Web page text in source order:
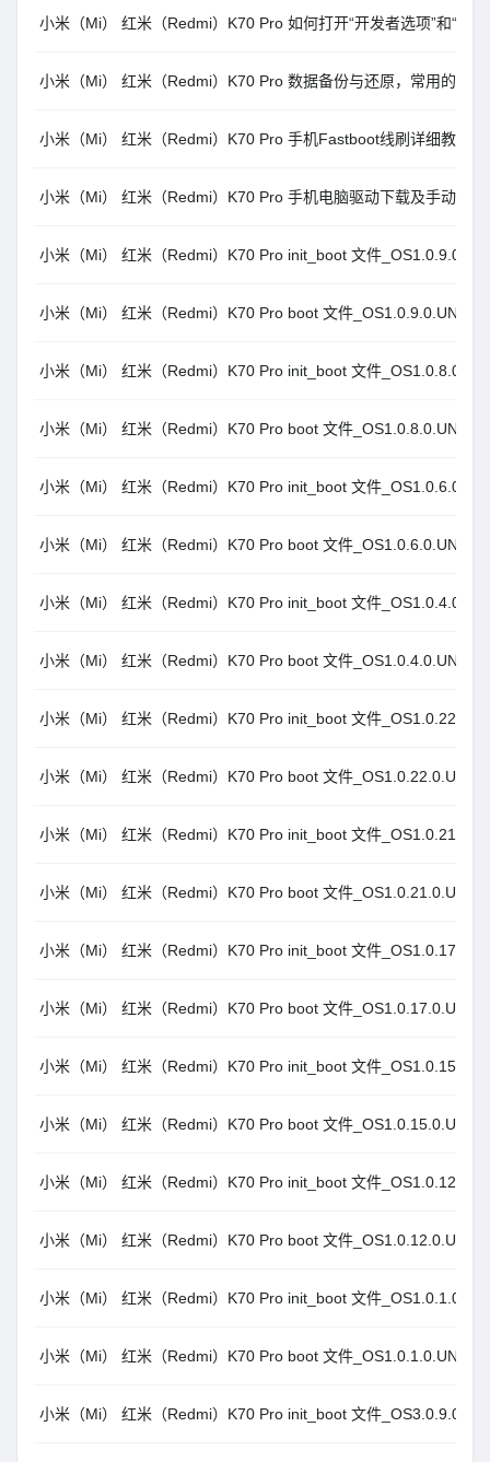
小米（Mi） 红米（Redmi）K70 Pro 如何打开“开发者选项”和
小米（Mi） 红米（Redmi）K70 Pro 数据备份与还原，常用的方法
小米（Mi） 红米（Redmi）K70 Pro 手机Fastboot线刷详细教程
小米（Mi） 红米（Redmi）K70 Pro 手机电脑驱动下载及手动安装
小米（Mi） 红米（Redmi）K70 Pro init_boot 文件
小米（Mi） 红米（Redmi）K70 Pro boot 文件
小米（Mi） 红米（Redmi）K70 Pro init_boot 文件
小米（Mi） 红米（Redmi）K70 Pro boot 文件
小米（Mi） 红米（Redmi）K70 Pro init_boot 文件
小米（Mi） 红米（Redmi）K70 Pro boot 文件
小米（Mi） 红米（Redmi）K70 Pro init_boot 文件
小米（Mi） 红米（Redmi）K70 Pro boot 文件
小米（Mi） 红米（Redmi）K70 Pro init_boot 文件
小米（Mi） 红米（Redmi）K70 Pro boot 文件
小米（Mi） 红米（Redmi）K70 Pro init_boot 文件
小米（Mi） 红米（Redmi）K70 Pro boot 文件
小米（Mi） 红米（Redmi）K70 Pro init_boot 文件
小米（Mi） 红米（Redmi）K70 Pro boot 文件
小米（Mi） 红米（Redmi）K70 Pro init_boot 文件
小米（Mi） 红米（Redmi）K70 Pro boot 文件
小米（Mi） 红米（Redmi）K70 Pro init_boot 文件
小米（Mi） 红米（Redmi）K70 Pro boot 文件
小米（Mi） 红米（Redmi）K70 Pro init_boot 文件
小米（Mi） 红米（Redmi）K70 Pro boot 文件
小米（Mi） 红米（Redmi）K70 Pro init_boot 文件